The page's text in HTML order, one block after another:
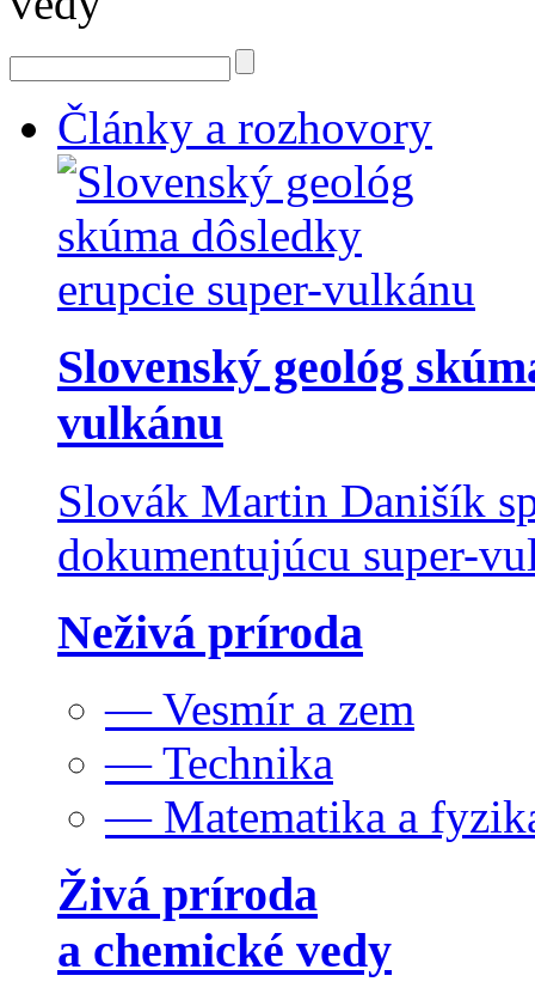
Články a rozhovory
Slovenský geológ
vulkánu
Slovák Martin Danišík
dokumentujúcu super-
Neživá príroda
— Vesmír a zem
— Technika
— Matematika a
Živá príroda
a chemické vedy